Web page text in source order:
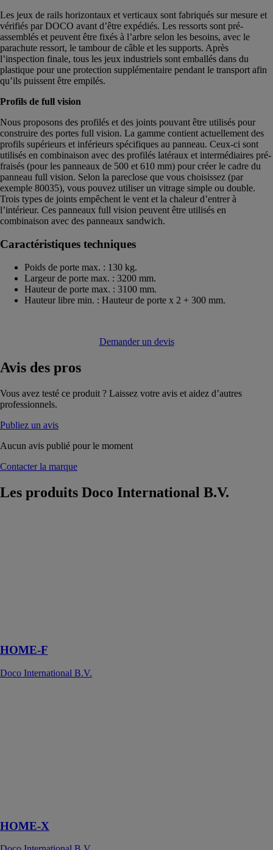
Les jeux de rails horizontaux et verticaux sont fabriqués sur mesure et
vérifiés par DOCO avant d’être expédiés. Les ressorts sont pré-
assemblés et peuvent être fixés à l’arbre selon les besoins, avec le
parachute ressort, le tambour de câble et les supports. Après
l’inspection finale, tous les jeux industriels sont emballés dans du
plastique pour une protection supplémentaire pendant le transport afin
qu’ils puissent être empilés.
Profils de full vision
Nous proposons des profilés et des joints pouvant être utilisés pour
construire des portes full vision. La gamme contient actuellement des
profils supérieurs et inférieurs spécifiques au panneau. Ceux-ci sont
utilisés en combinaison avec des profilés latéraux et intermédiaires pré-
fraisés (pour les panneaux de 500 et 610 mm) pour créer le cadre du
panneau full vision. Selon la pareclose que vous choisissez (par
exemple 80035), vous pouvez utiliser un vitrage simple ou double.
Trois types de joints empêchent le vent et la chaleur d’entrer à
l’intérieur. Ces panneaux full vision peuvent être utilisés en
combinaison avec des panneaux sandwich.
Caractéristiques techniques
Poids de porte max. : 130 kg.
Largeur de porte max. : 3200 mm.
Hauteur de porte max. : 3100 mm.
Hauteur libre min. : Hauteur de porte x 2 + 300 mm.
Demander un devis
Avis des pros
Vous avez testé ce produit ? Laissez votre avis et aidez d’autres
professionnels.
Publiez un avis
Aucun avis publié pour le moment
Contacter la marque
Les produits Doco International B.V.
HOME-F
Doco International B.V.
HOME-X